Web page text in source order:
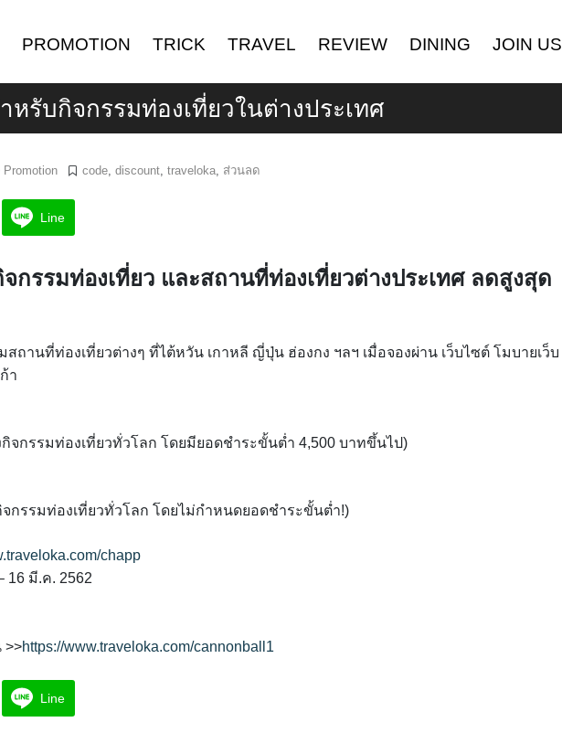
PROMOTION TRICK TRAVEL REVIEW DINING JOIN US
หรับกิจกรรมท่องเที่ยวในต่างประเทศ
Promotion code, discount, traveloka, ส่วนลด
Line
กรรมท่องเที่ยว และสถานที่ท่องเที่ยวต่างประเทศ ลดสูงสุด
สถานที่ท่องเที่ยวต่างๆ ที่ไต้หวัน เกาหลี ญี่ปุ่น ฮ่องกง ฯลฯ เมื่อจองผ่าน เว็บไซต์ โมบายเว็บ
า
กิจกรรมท่องเที่ยวทั่วโลก โดยมียอดชำระขั้นต่ำ 4,500 บาทขึ้นไป)
จกรรมท่องเที่ยวทั่วโลก โดยไม่กำหนดยอดชำระขั้นต่ำ!)
chapp
16 มี.ค. 2562
>>https://www.traveloka.com/cannonball1
Line